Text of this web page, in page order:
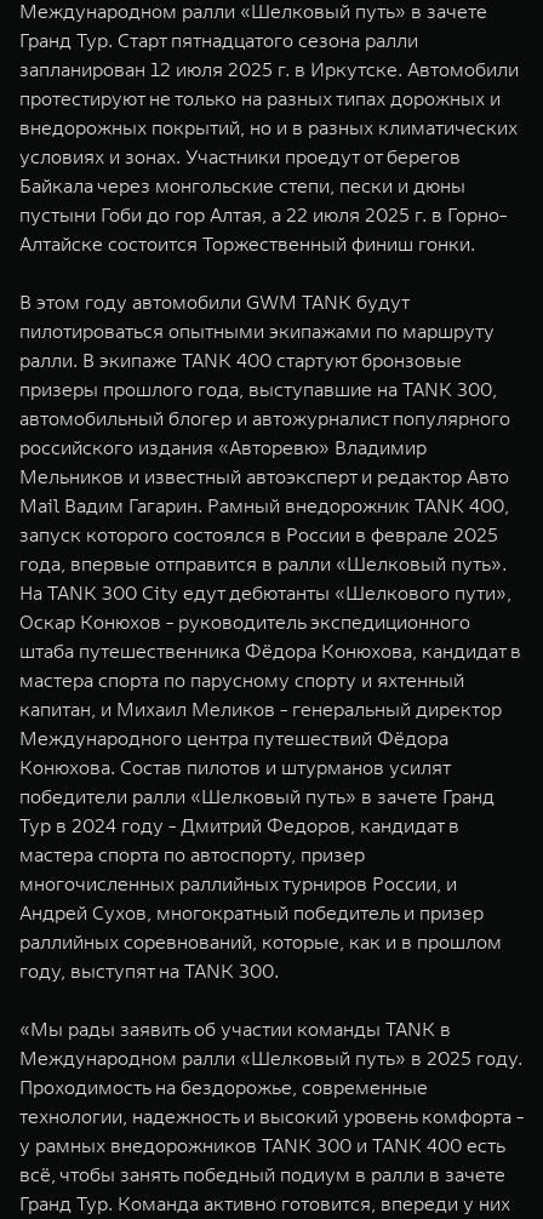
WEY 80
от 6 449 000 ₽
WEY 80
Международном ралли «Шелковый путь» в зачете
Гранд Тур. Старт пятнадцатого сезона ралли
запланирован 12 июля 2025 г. в Иркутске. Автомобили
протестируют не только на разных типах дорожных и
внедорожных покрытий, но и в разных климатических
условиях и зонах. Участники проедут от берегов
Байкала через монгольские степи, пески и дюны
пустыни Гоби до гор Алтая, а 22 июля 2025 г. в Горно-
Алтайске состоится Торжественный финиш гонки.
В этом году автомобили GWM TANK будут
пилотироваться опытными экипажами по маршруту
ралли. В экипаже TANK 400 стартуют бронзовые
призеры прошлого года, выступавшие на TANK 300,
автомобильный блогер и автожурналист популярного
российского издания «Авторевю» Владимир
Мельников и известный автоэксперт и редактор Авто
Mail Вадим Гагарин. Рамный внедорожник TANK 400,
запуск которого состоялся в России в феврале 2025
года, впервые отправится в ралли «Шелковый путь».
На TANK 300 City едут дебютанты «Шелкового пути»,
Оскар Конюхов - руководитель экспедиционного
штаба путешественника Фёдора Конюхова, кандидат в
мастера спорта по парусному спорту и яхтенный
капитан, и Михаил Меликов - генеральный директор
Международного центра путешествий Фёдора
Конюхова. Состав пилотов и штурманов усилят
победители ралли «Шелковый путь» в зачете Гранд
Тур в 2024 году - Дмитрий Федоров, кандидат в
мастера спорта по автоспорту, призер
многочисленных раллийных турниров России, и
Андрей Сухов, многократный победитель и призер
раллийных соревнований, которые, как и в прошлом
году, выступят на TANK 300.
«Мы рады заявить об участии команды TANK в
Международном ралли «Шелковый путь» в 2025 году.
Проходимость на бездорожье, современные
технологии, надежность и высокий уровень комфорта -
у рамных внедорожников TANK 300 и TANK 400 есть
всё, чтобы занять победный подиум в ралли в зачете
Гранд Тур. Команда активно готовится, впереди у них